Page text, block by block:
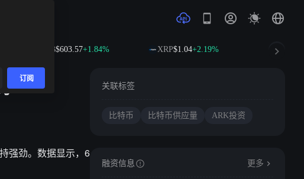
$603.57+1.84% XRP$1.04+2.19% SOL
强劲。数据显示，6
关联标签
比特币 比特币供应量 ARK投资
融资信息 更多
订阅